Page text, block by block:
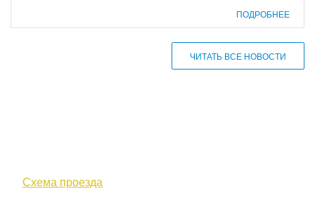
ПОДРОБНЕЕ
ЧИТАТЬ ВСЕ НОВОСТИ
Схема проезда